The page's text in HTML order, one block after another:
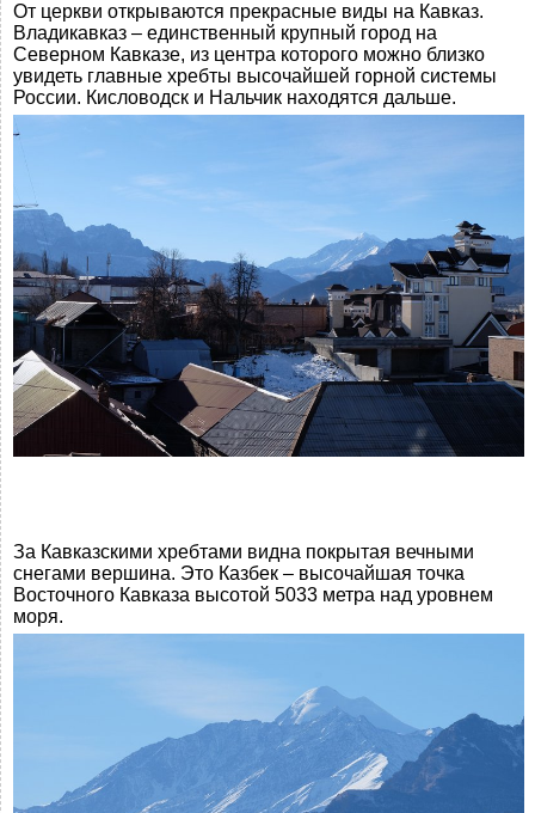
От церкви открываются прекрасные виды на Кавказ.
Владикавказ – единственный крупный город на
Северном Кавказе, из центра которого можно близко
увидеть главные хребты высочайшей горной системы
России. Кисловодск и Нальчик находятся дальше.
За Кавказскими хребтами видна покрытая вечными
снегами вершина. Это Казбек – высочайшая точка
Восточного Кавказа высотой 5033 метра над уровнем
моря.